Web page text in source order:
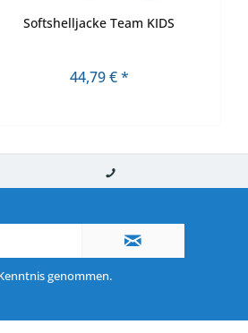
Softshelljacke Team KIDS
44,79 € *
genommen.